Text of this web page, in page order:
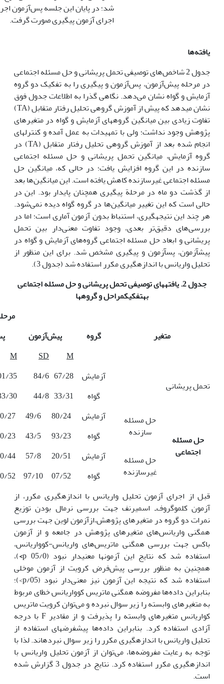
شد؛ در پایان این جلسه پس‌آزمون
اجرای آزمون پیگیری صورت گرفت.
یافته‌ها
جدول 2 شاخص‌های توصیفی تحمل پریشانی و حل مسئله اجتماعی
در مرحله پیش‌آزمون، پس‌آزمون و پیگیری را به تفکیک دو گروه‌
آزمایش و گواه نشان می‌دهد. نگاهی گذرا به اطلاعات جدول فوق
نشان می­دهد که پیش از آموزش گروهی تحلیل رفتار متقابل (TA)
تفاوت زیادی بین میانگین گروه­های آزمایش و گواه در متغیرهای
پژوهش وجود نداشت؛ ولی با تمهیدات به عمل آمده و کنترل­های
انجام شده بعد از آموزش گروهی تحلیل رفتار متقابل (TA) در
گروه آزمایش، میانگین تحمل پریشانی و حل مسئله اجتماعی
سازنده در این گروه افزایش یافت؛ در حالی که، میانگین حل
مسئله اجتماعی غیرسازنده کاهش یافته است. این میانگین‌ها بعد
از گذشت دو ماه در مرحلة پیگیری همچنان پایدار بود. این در
حالی است که این تغییر میانگین‌ها در گروه گواه دیده نمی‌شود.
هر چند این نتیجه­گیری، استنباط بدون آزمون آماری است؛ اما در
بررسی‌های دقیق‌تر بعدی، وجود تفاوت معنی‌دار بین تحمل
پریشانی و ابعاد حل مسئله اجتماعی گروه‌های آزمایش و گواه در
پیش­آزمون، پس­آزمون و پیگیری مشخص شد. برای این منظور از
تحلیل واریانس با اندازه­گیری مکرر استفاده شد (جدول 3).
جدول 2. یافته­های توصیفی تحمل پریشانی و حل مسئله اجتماعی
به­تفکیکمراحل و گروه­ها
متغیر گروه
پیش‌آزمون
M
SD
M
تحمل پریشانی
آزمایش 67/28
84/6
35
گواه
33/31
44/8
30
حل مسئله
اجتماعی
حل مسئله
سازنده
آزمایش 80/24
49/6
27
گواه
93/23
43/5
23
حل مسئله
غیرسازنده
آزمایش 20/51
57/8
44
گواه
07/52
97/10
52
قبل از اجرای آزمون تحلیل واریانس با اندازه­گیری مکرر، از
آزمون کلموگروف‌ـ اسمیرنف جهت بررسی نرمال بودن توزیع
نمرات دو گروه در متغیرهای پژوهش،ازآزمون لوین جهت بررسی
همگنی واریانس‌های متغیرهای پژوهش در جامعه و از آزمون
باکس جهت بررسی همگنی ماتریس‌های واریانس-کوواریانس،
استفاده شد که نتایج این آزمون­ها معنی­دار نبود (05/0 p
>)،
همچنین به منظور بررسی پیش­‌فرض کرویت از آزمون موخلی
استفاده شد که نتیجه این آزمون نیز معنی‌دار نبود (05/p>)؛
بنابراین داده‌ها مفروضه همگنی ماتریس کوواریانس­ خطای مربوط
به متغیرهای وابسته را زیر سوال نبرده و می‌توان کرویت ماتریس
کواریانس متغیرهای وابسته را پذیرفت و از مقادیر F با درجه
آزادی استفاده کرد. بنابراین داده‌ها پیش­فرض­های استفاده از
تحلیل واریانس با اندازه­گیری مکرر را زیر سوال نبرده­اند. لذا با
توجه به رعایت مفروضه‌ها، می‌توان از آزمون تحلیل واریانس با
اندازه­گیری مکرر استفاده کرد. نتایج در جدول 3 گزارش شده
است.